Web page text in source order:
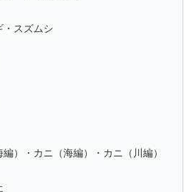
・スズムシ
編）・カニ（海編）・カニ（川編）